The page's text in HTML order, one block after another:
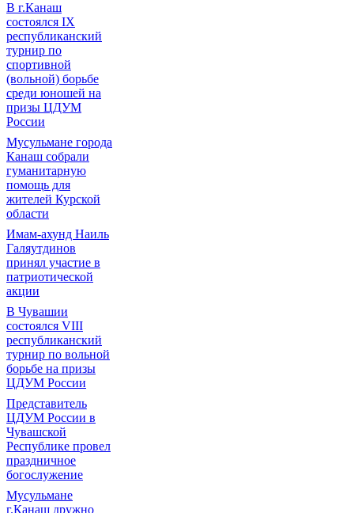
В г.Канаш
состоялся IX
республиканский
турнир по
спортивной
(вольной) борьбе
среди юношей на
призы ЦДУМ
России
Мусульмане города
Канаш собрали
гуманитарную
помощь для
жителей Курской
области
Имам-ахунд Наиль
Галяутдинов
принял участие в
патриотической
акции
В Чувашии
состоялся VIII
республиканский
турнир по вольной
борьбе на призы
ЦДУМ России
Представитель
ЦДУМ России в
Чувашской
Республике провел
праздничное
богослужение
Мусульмане
г.Канаш дружно